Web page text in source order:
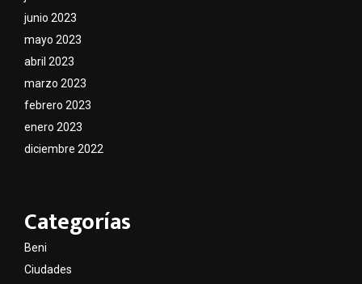
junio 2023
mayo 2023
abril 2023
marzo 2023
febrero 2023
enero 2023
diciembre 2022
Categorías
Beni
Ciudades